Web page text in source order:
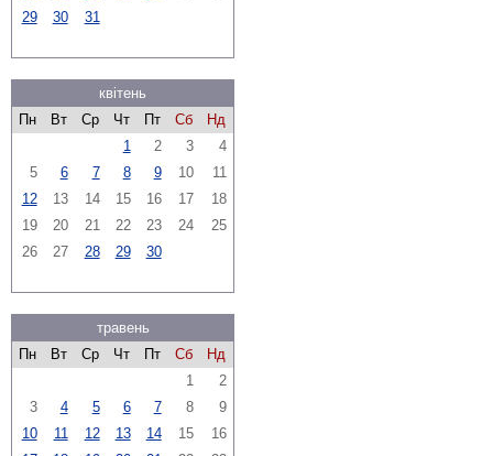
29
30 31
квітень
Пн
Вт Ср Чт Пт Сб
Нд
1
2 3
4
5
6 7 8 9 10
11
12
13 14 15 16 17
18
19
20 21 22 23 24
25
26
27 28 29 30
травень
Пн
Вт Ср Чт Пт Сб
Нд
1
2
3
4 5 6 7 8
9
10
11 12 13 14 15
16